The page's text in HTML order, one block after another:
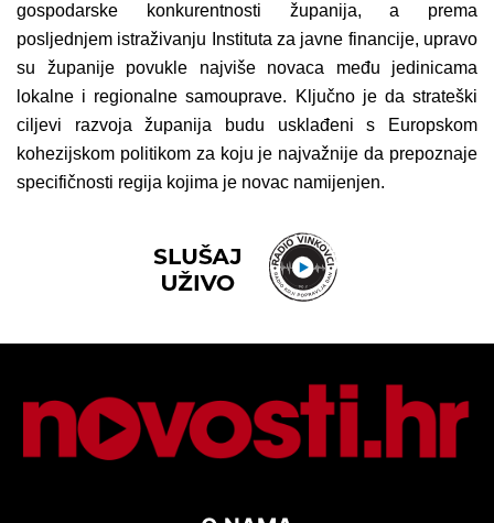
gospodarske konkurentnosti županija, a prema
posljednjem istraživanju Instituta za javne financije, upravo
su županije povukle najviše novaca među jedinicama
lokalne i regionalne samouprave. Ključno je da strateški
ciljevi razvoja županija budu usklađeni s Europskom
kohezijskom politikom za koju je najvažnije da prepoznaje
specifičnosti regija kojima je novac namijenjen.